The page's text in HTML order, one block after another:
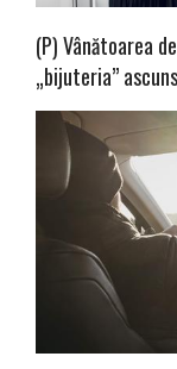
(P) Vânătoarea
„bijuteria”